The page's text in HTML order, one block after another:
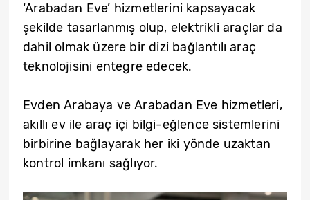
‘Arabadan Eve’ hizmetlerini kapsayacak
şekilde tasarlanmış olup, elektrikli araçlar da
dahil olmak üzere bir dizi bağlantılı araç
teknolojisini entegre edecek.
Evden Arabaya ve Arabadan Eve hizmetleri,
akıllı ev ile araç içi bilgi-eğlence sistemlerini
birbirine bağlayarak her iki yönde uzaktan
kontrol imkanı sağlıyor.